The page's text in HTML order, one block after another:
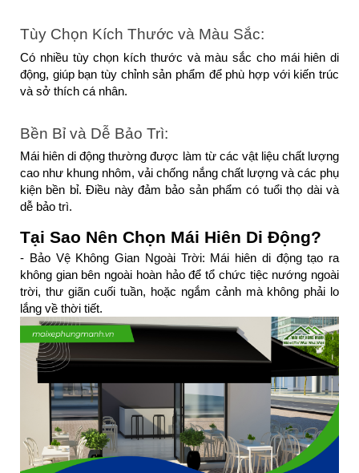
Tùy Chọn Kích Thước và Màu Sắc:
Có nhiều tùy chọn kích thước và màu sắc cho mái hiên di
động, giúp bạn tùy chỉnh sản phẩm để phù hợp với kiến trúc
và sở thích cá nhân.
Bền Bỉ và Dễ Bảo Trì:
Mái hiên di động thường được làm từ các vật liệu chất lượng
cao như khung nhôm, vải chống nắng chất lượng và các phụ
kiện bền bỉ. Điều này đảm bảo sản phẩm có tuổi thọ dài và
dễ bảo trì.
Tại Sao Nên Chọn Mái Hiên Di Động?
- Bảo Vệ Không Gian Ngoài Trời: Mái hiên di động tạo ra
không gian bên ngoài hoàn hảo để tổ chức tiệc nướng ngoài
trời, thư giãn cuối tuần, hoặc ngắm cảnh mà không phải lo
lắng về thời tiết.